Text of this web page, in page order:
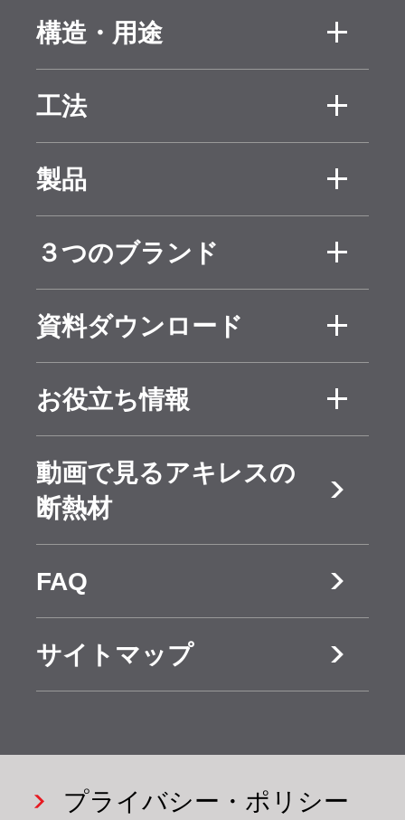
ります。しかし、
ウレタンフォー
が多く発生し、燃
とシアンガスも
発生することがわ
かります（図
1）。実際の火災
り多量の一酸化炭
樹脂系断熱材は熱
くなる熱可塑性樹
くなり炭化する熱
硬化性樹脂に大別
されます。前者の
代表はポリスチレ
ンやポリエチレ
ン、後者の代表は
ウレタンやフェ
者間では燃焼性が
大きく異なり、ま
っても異なりま
す。そのため試験
すが、断熱材選択
の際には知ってお
解説
くさんの種類があ
うちすでに規制さ
れているもの、
が予想されるもの
構造・用途
木造
鉄骨造
リフォ
産業資材
用途
工法
外張り断
熱工法
RC打込断
熱工法
RC補
強断熱
工法
後付断熱
工法
屋上断
工法
製品
ジーワン
ボード
キュー
ード
シリー
ボードPE
スボー
アキレス
ボード
ALN
アキレ
ドFR
アキレス
ボード
スボー
ロン
３つのブランド
ジーワン
ボード
キュー
ワンボ
アキレス
ボード
資料ダウンロード
施工要領
書
製品カタ
ログ
防耐火
お役立ち情報
戸建関連
情報
省エネ
基準等
省エネ住
宅の補助
⾦・税
制・金利
快適性
貫流率表
ンク
断熱のお
動画で見るアキレスの
断熱材
FAQ
サイトマップ
プライバシー・ポリシー